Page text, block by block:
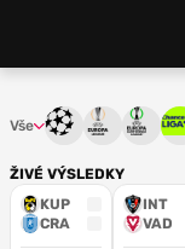
ŽIVÉ VÝSLEDKY
KUP
CRA
INT
VAD
Vše Liga mistrů
Evropská